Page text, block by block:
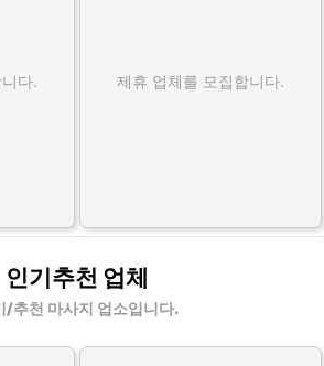
다. 제휴 업체를 모집합니다.
인기추천 업체
/추천 마사지 업소입니다.